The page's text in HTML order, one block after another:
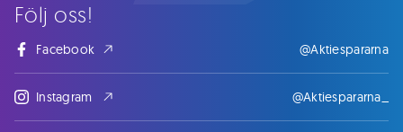
Följ oss!
Facebook @Aktiespararna
Instagram @Aktiespararna_